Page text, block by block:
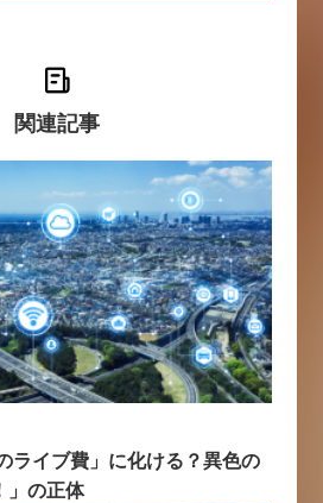
関連記事
ライブ費」に化ける？異色の
」の正体